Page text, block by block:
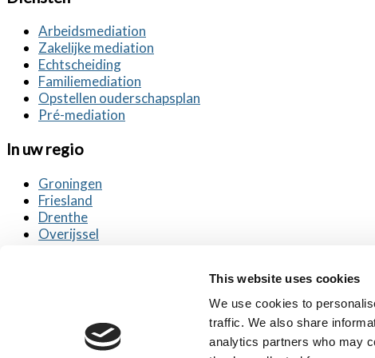
This website uses cookies
We use cookies to
traffic. We also share
analytics partners who may
Arbeidsmediation
Zakelijke mediation
Echtscheiding
Familiemediation
Opstellen ouderschapsplan
Pré-mediation
In uw regio
Groningen
Friesland
Drenthe
Overijssel
Limburg
Noord-Brabant